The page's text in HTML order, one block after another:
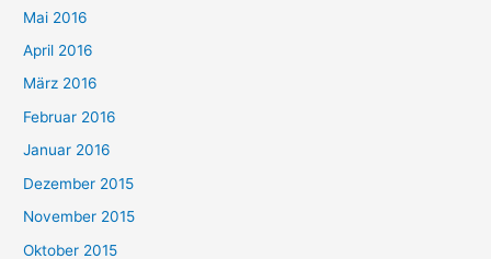
Mai 2016
April 2016
März 2016
Februar 2016
Januar 2016
Dezember 2015
November 2015
Oktober 2015